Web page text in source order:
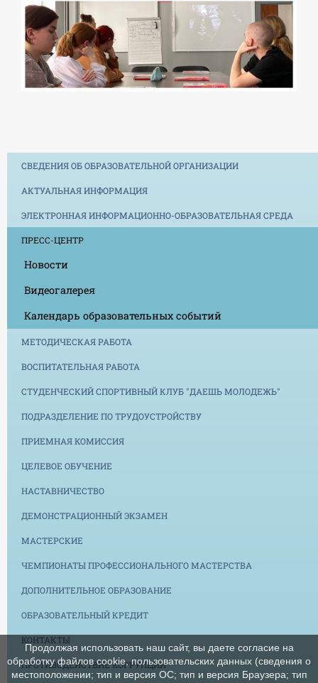
СВЕДЕНИЯ ОБ ОБРАЗОВАТЕЛЬНОЙ ОРГАНИЗАЦИИ
АКТУАЛЬНАЯ ИНФОРМАЦИЯ
ЭЛЕКТРОННАЯ ИНФОРМАЦИОННО-ОБРАЗОВАТЕЛЬНАЯ СРЕДА
ПРЕСС-ЦЕНТР
Новости
Видеогалерея
Календарь образовательных событий
МЕТОДИЧЕСКАЯ РАБОТА
ВОСПИТАТЕЛЬНАЯ РАБОТА
СТУДЕНЧЕСКИЙ СПОРТИВНЫЙ КЛУБ "ДАЕШЬ МОЛОДЕЖЬ"
ПОДРАЗДЕЛЕНИЕ ПО ТРУДОУСТРОЙСТВУ
ПРИЕМНАЯ КОМИССИЯ
ЦЕЛЕВОЕ ОБУЧЕНИЕ
НАСТАВНИЧЕСТВО
ДЕМОНСТРАЦИОННЫЙ ЭКЗАМЕН
МАСТЕРСКИЕ
ЧЕМПИОНАТЫ ПРОФЕССИОНАЛЬНОГО МАСТЕРСТВА
ДОПОЛНИТЕЛЬНОЕ ОБРАЗОВАНИЕ
ОБРАЗОВАТЕЛЬНЫЙ КРЕДИТ
КОНТАКТЫ
ПРОТИВОДЕЙСТВИЕ КОРРУПЦИИ
Продолжая использовать наш сайт, вы даете согласие на
обработку файлов cookie, пользовательских данных (сведения о
местоположении; тип и версия ОС; тип и версия Браузера; тип